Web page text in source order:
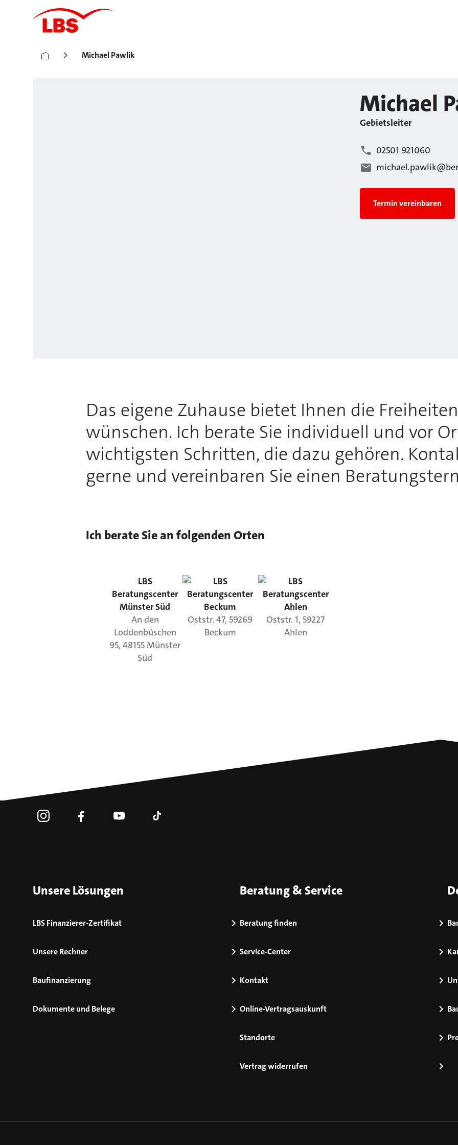
Michael Pawlik
Michael
Gebietsleiter
02501 921060
Termin vereinbaren
Das eigene Zuhause bietet Ihnen die
wünschen. Ich berate Sie individuell und vor
wichtigsten Schritten, die dazu gehören.
gerne und vereinbaren Sie einen
Ich berate Sie an folgenden Orten
LBS
Beratungscenter
Münster Süd
An den
Loddenbüschen
95,48155 Münster
Süd
LBS
Beratungscenter
Beckum
Oststr. 47, 59269
Beckum
LBS
Beratungscenter
Ahlen
Oststr. 1, 59227
Ahlen
Unsere Lösungen
LBS Finanzierer-Zertifikat
Unsere Rechner
Baufinanzierung
Dokumente und Belege
Beratung & Service
Beratung finden
Service-Center
Kontakt
Online-Vertragsauskunft
Standorte
Vertrag widerrufen